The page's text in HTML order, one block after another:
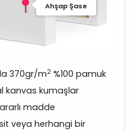
Ahşap Şase
370gr/m2 %100 pamuk
kanvas kumaşlar
madde
veya herhangi bir